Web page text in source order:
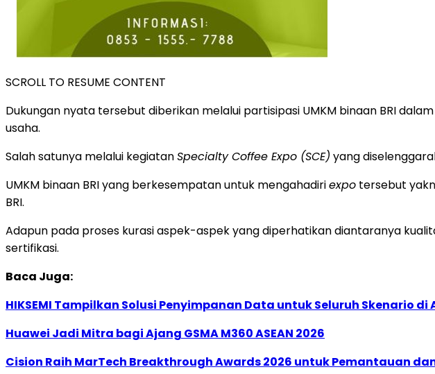
SCROLL TO RESUME CONTENT
Dukungan nyata tersebut diberikan melalui partisipasi UMKM binaan BRI dalam
usaha.
Salah satunya melalui kegiatanSpecialty Coffee Expo (SCE) yang
UMKM binaan BRI yang berkesempatan untuk mengahadiriexpo tersebut
BRI.
Adapun pada proses kurasi aspek-aspek yang diperhatikan diantaranya
sertifikasi.
Baca Juga:
HIKSEMI Tampilkan Solusi Penyimpanan Data untuk Seluruh Skenario
Huawei Jadi Mitra bagi Ajang GSMA M360 ASEAN 2026
Cision Raih MarTech Breakthrough Awards 2026 untuk Pemantauan